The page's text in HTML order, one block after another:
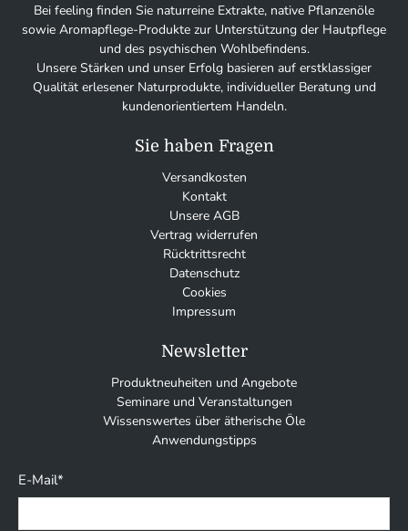
Bei feeling finden Sie naturreine Extrakte, native Pflanzenöle
sowie Aromapflege-Produkte zur Unterstützung der Hautpflege
und des psychischen Wohlbefindens.
Unsere Stärken und unser Erfolg basieren auf erstklassiger
Qualität erlesener Naturprodukte, individueller Beratung und
kundenorientiertem Handeln.
Sie haben Fragen
Versandkosten
Kontakt
Unsere AGB
Vertrag widerrufen
Rücktrittsrecht
Datenschutz
Cookies
Impressum
Newsletter
Produktneuheiten und Angebote
Seminare und Veranstaltungen
Wissenswertes über ätherische Öle
Anwendungstipps
E-Mail*